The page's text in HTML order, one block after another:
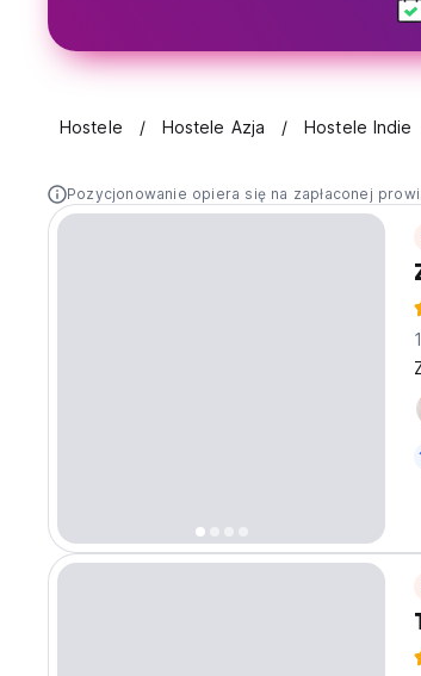
Hostele Hostele Azja Hostele Indie
Pozycjonowanie opiera się na zapłaconej